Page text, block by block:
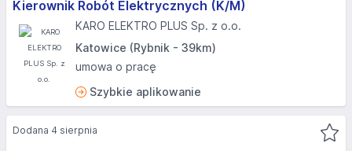
Kierownik Robót Elektrycznych (K/M)
KARO ELEKTRO PLUS Sp. z o.o.
Katowice (Rybnik - 39km)
umowa o pracę
Szybkie aplikowanie
Dodana 4 sierpnia